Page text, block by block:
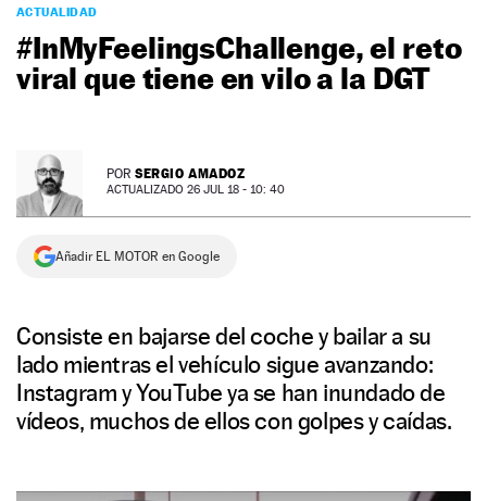
PODCAST
MOTOS
TECNOLOGÍA
PREMIOS
SERVICIOS
ACTUALIDAD
#InMyFeelingsChallenge, el reto
viral que tiene en vilo a la DGT
POR SERGIO AMADOZ
ACTUALIZADO 26 JUL 18 - 10: 40
Añadir EL MOTOR en Google
Consiste en bajarse del coche y bailar a su
lado mientras el vehículo sigue avanzando:
Instagram y YouTube ya se han inundado de
vídeos, muchos de ellos con golpes y caídas.